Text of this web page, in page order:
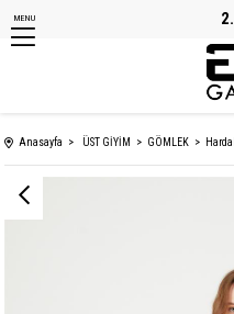
MENU
Anasayfa ÜST GİYİM GÖMLEK